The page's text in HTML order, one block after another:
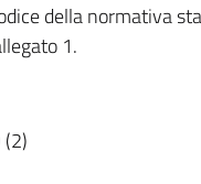
della normativa
1.
(2)